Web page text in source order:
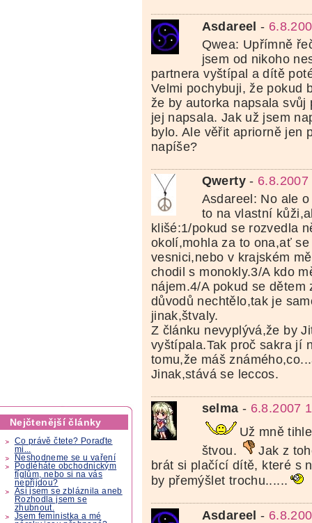
Nejčtenější články
Co právě čtete? Poraďte
mi...
Neshodneme se u vaření
Podléháte obchodnickým
fíglům, nebo si na vás
nepřijdou?
Asi jsem se zbláznila aneb
Rozhodla jsem se
zhubnout.
Jsem feministka a mé
Asdareel -
Qwea: Upřímně
jsem od nikoho
partnera vyštípal a dítě
Velmi pochybuji, že pokud
že by autorka napsala
jej napsala. Jak už jsem
bylo. Ale věřit apriorně jen
napíše?
Qwerty- 6.8.2007
Asdareel: No ale
to na vlastní
klišé:1/pokud se rozvedla
okolí,mohla za to ona,ať
vesnici,nebo v krajském
chodil s monokly.3/A kdo
nájem.4/A pokud se dětem
důvodů nechtělo,tak je
jinak,štvaly.
Z článku nevyplývá,že by
vyštípala.Tak proč sakra jí
tomu,že máš
Jinak,stává se leccos.
selma - 6.8.2007
Už mně
štvou.
Jak z
brát si plačící dítě, které s
by přemýšlet trochu......
Asdareel -